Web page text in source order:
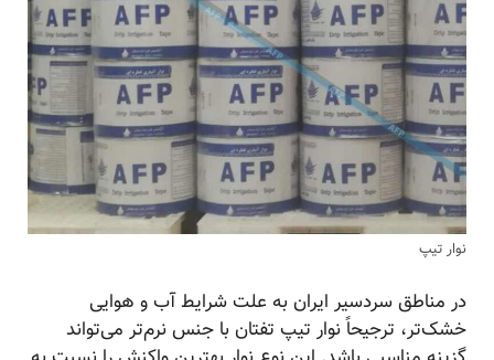
نوار تیپ
در مناطق سردسیر ایران به علت شرایط آب و هوایی
خشک‌تر، ترجیحاً نوار تیپ تفتان با جنس نرم‌تر می‌تواند